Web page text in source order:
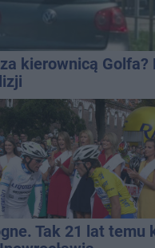
kierownicą Golfa?
Tak 21 lat temu